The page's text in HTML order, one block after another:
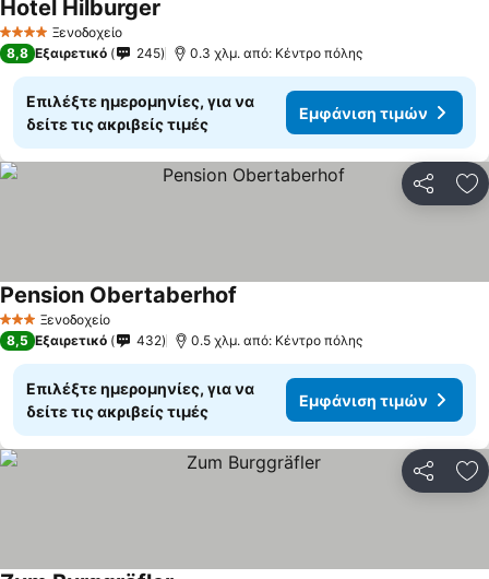
4 ΑστέριαΞενοδοχείο
Hotel Hilburger
8,8 Εξαιρετικό 245 0.3 χλμ. από: Κέντρο πόλης
Επιλέξτε ημερομηνίες, για να
δείτε τις ακριβείς τιμές
Εμφάνιση τιμών
3 ΑστέριαΞενοδοχείο
Pension Obertaberhof
8,5 Εξαιρετικό 432 0.5 χλμ. από: Κέντρο πόλης
Επιλέξτε ημερομηνίες, για να
δείτε τις ακριβείς τιμές
Εμφάνιση τιμών